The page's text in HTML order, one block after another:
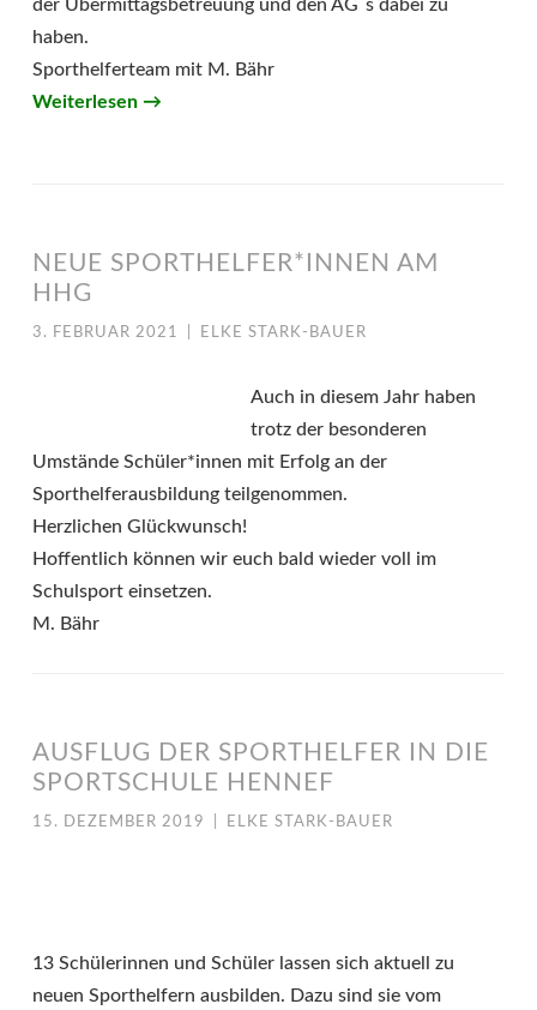
der Übermittagsbetreuung und den AG`s dabei zu
haben.
Sporthelferteam mit M. Bähr
Weiterlesen →
NEUE SPORTHELFER*INNEN AM
HHG
3. FEBRUAR 2021 ELKE STARK-BAUER
Auch in diesem Jahr haben
trotz der besonderen
Umstände Schüler*innen mit Erfolg an der
Sporthelferausbildung teilgenommen.
Herzlichen Glückwunsch!
Hoffentlich können wir euch bald wieder voll im
Schulsport einsetzen.
M. Bähr
AUSFLUG DER SPORTHELFER IN DIE
SPORTSCHULE HENNEF
15. DEZEMBER 2019 ELKE STARK-BAUER
13 Schülerinnen und Schüler lassen sich aktuell zu
neuen Sporthelfern ausbilden. Dazu sind sie vom